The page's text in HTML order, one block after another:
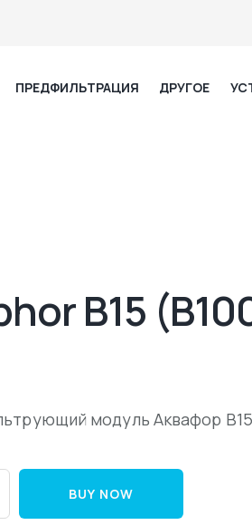
ПРЕДФИЛЬТРАЦИЯ ДРУГОЕ
В15
модуль Аквафор
BUY NOW